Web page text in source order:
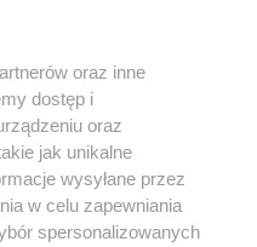
oraz inne
dostęp i
oraz
jak unikalne
wysyłane przez
w celu zapewniania
spersonalizowanych